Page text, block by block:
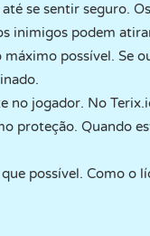
se sentir seguro.
inimigos podem
possível. Se
no jogador. No
proteção. Quando
possível. Como o